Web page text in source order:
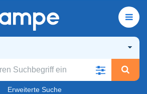
Erweiterte Suche